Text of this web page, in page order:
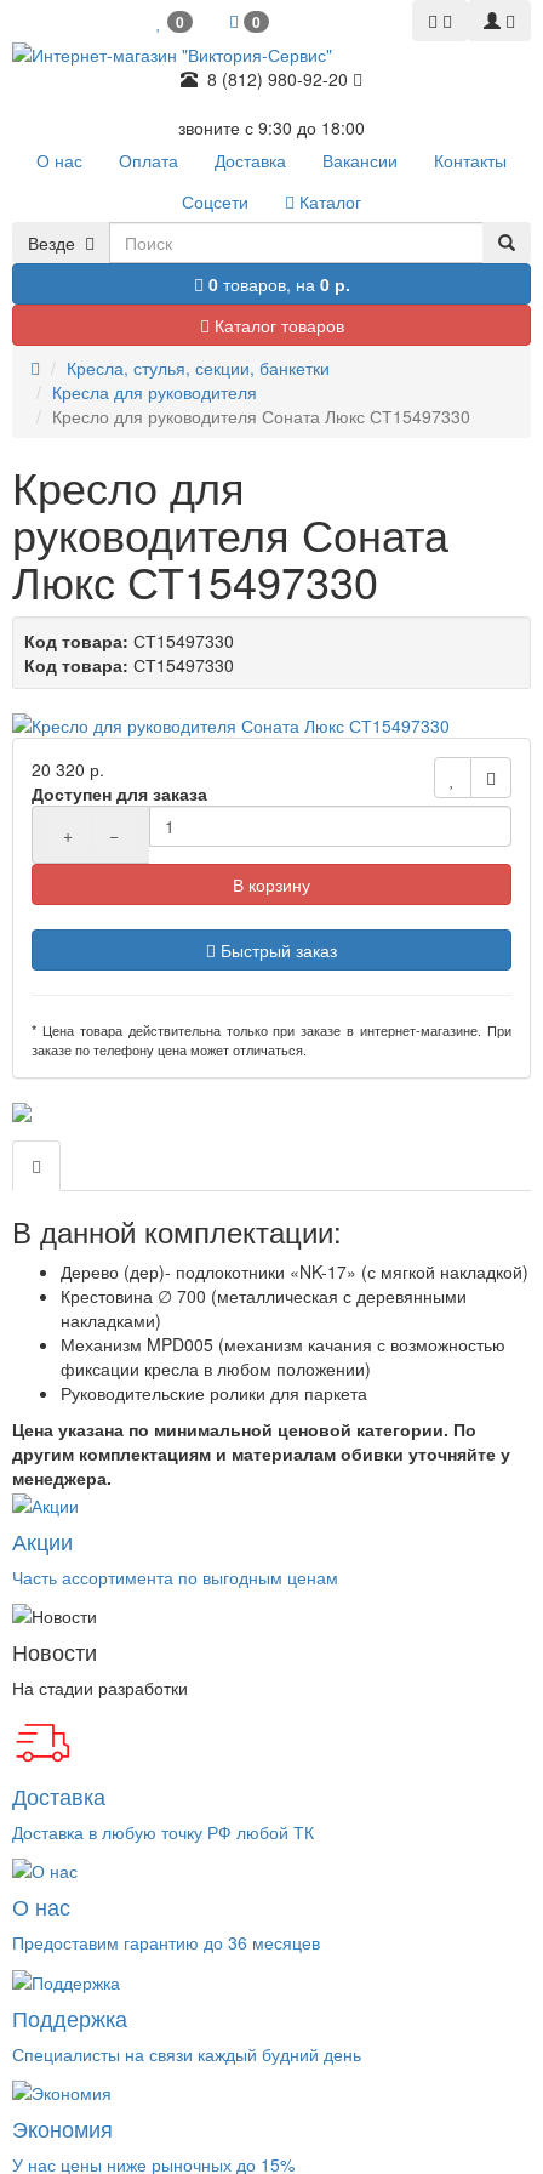
0 0
8 (812) 980-92-20
звоните с 9:30 до 18:00
О нас
Оплата Доставка Вакансии
Контакты
Соцсети
Каталог
Везде
0товаров, на 0 р.
Каталог товаров
Кресла, стулья, секции, банкетки
Кресла для руководителя
Кресло для руководителя Соната Люкс СТ15497330
Кресло для
руководителя Соната
Люкс СТ15497330
Код товара: СТ15497330
Код товара: СТ15497330
20 320 р.
Доступен для заказа
+
−
В корзину
Быстрый заказ
* Цена товара действительна только при заказе в интернет-магазине. При
заказе по телефону цена может отличаться.
В данной комплектации:
Дерево (дер)- подлокотники «NK-17» (с мягкой накладкой)
Крестовина ∅ 700 (металлическая с деревянными
накладками)
Механизм MPD005 (механизм качания с возможностью
фиксации кресла в любом положении)
Руководительские ролики для паркета
Цена указана по минимальной ценовой категории. По
другим комплектациям и материалам обивки уточняйте у
менеджера.
Акции
Часть ассортимента по выгодным ценам
Новости
На стадии разработки
Доставка
Доставка в любую точку РФ любой ТК
О нас
Предоставим гарантию до 36 месяцев
Поддержка
Специалисты на связи каждый будний день
Экономия
У нас цены ниже рыночных до 15%